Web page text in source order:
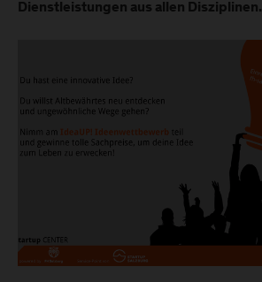
Dienstleistungen aus allen Disziplinen.